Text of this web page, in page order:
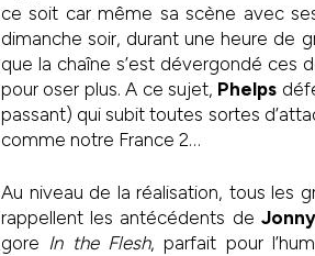
ce soit car même sa scène avec
dimanche soir, durant une heure de
que la chaîne s’est dévergondé ces
pour oser plus. A ce sujet, Phelps
passant) qui subit toutes sortes
comme notre France 2…
Au niveau de la réalisation, tous les
rappellent les antécédents de
gore In the Flesh, parfait pour